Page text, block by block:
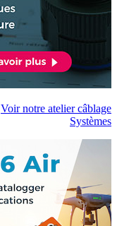
Voir notre atelier câblage
Systèmes